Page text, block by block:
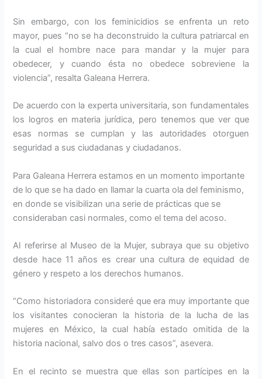
Sin embargo, con los feminicidios se enfrenta un reto
mayor, pues “no se ha deconstruido la cultura patriarcal en
la cual el hombre nace para mandar y la mujer para
obedecer, y cuando ésta no obedece sobreviene la
violencia”, resalta Galeana Herrera.
De acuerdo con la experta universitaria, son fundamentales
los logros en materia jurídica, pero tenemos que ver que
esas normas se cumplan y las autoridades otorguen
seguridad a sus ciudadanas y ciudadanos.
Para Galeana Herrera estamos en un momento importante
de lo que se ha dado en llamar la cuarta ola del feminismo,
en donde se visibilizan una serie de prácticas que se
consideraban casi normales, como el tema del acoso.
Al referirse al Museo de la Mujer, subraya que su objetivo
desde hace 11 años es crear una cultura de equidad de
género y respeto a los derechos humanos.
“Como historiadora consideré que era muy importante que
los visitantes conocieran la historia de la lucha de las
mujeres en México, la cual había estado omitida de la
historia nacional, salvo dos o tres casos”, asevera.
En el recinto se muestra que ellas son partícipes en la